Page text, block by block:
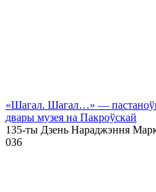
«Шагал. Шагал…» —
двары музея на Пакроўскай
135-ты Дзень Нараджэння
036